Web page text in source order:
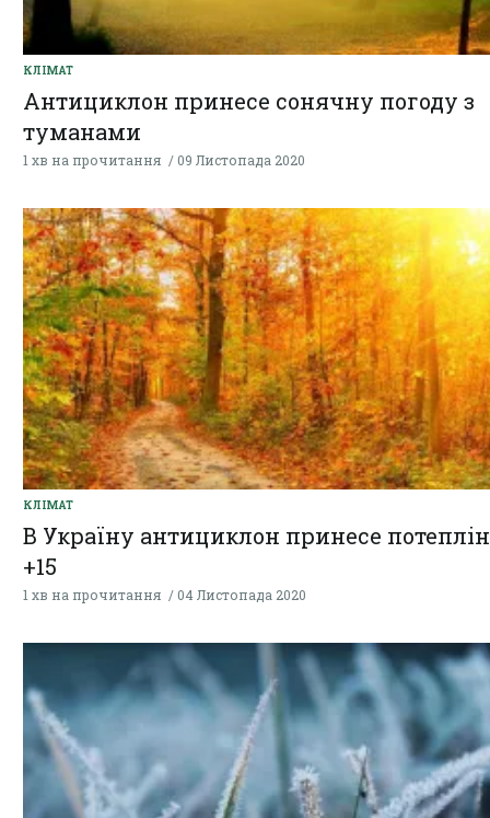
КЛІМАТ
Антициклон принесе сонячну погоду з
туманами
1 хв на прочитання 09 Листопада 2020
КЛІМАТ
В Україну антициклон принесе
+15
1 хв на прочитання 04 Листопада 2020